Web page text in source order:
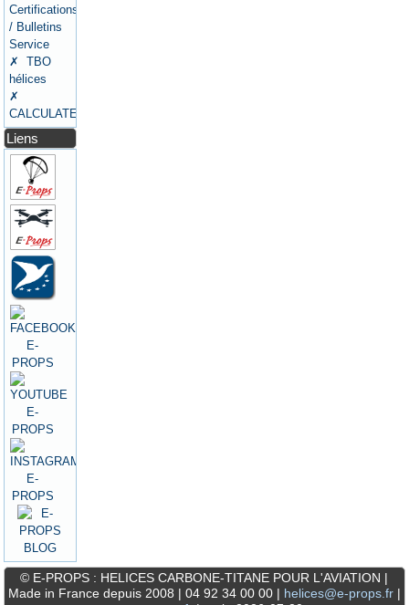
Certifications
/ Bulletins
Service
✗ TBO
hélices
✗
CALCULATEURS
Liens
© E-PROPS : HELICES CARBONE-TITANE POUR L'AVIATION |
Made in France depuis 2008 | 04 92 34 00 00 | helices@e-props.fr|